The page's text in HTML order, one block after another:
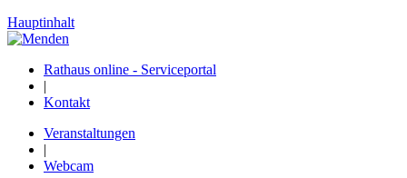
Hauptinhalt
Rathaus online - Serviceportal
|
Kontakt
Veranstaltungen
|
Webcam